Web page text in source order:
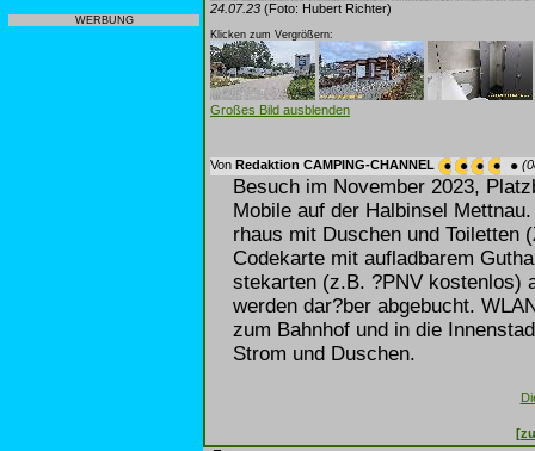
WERBUNG
24.07.23 (Foto: Hubert Richter)
Klicken zum Vergrößern:
Großes Bild ausblenden
Von Redaktion CAMPING-CHANNEL
Besuch im November 2023,
Mobile auf der Halbinsel
rhaus mit Duschen und Toiletten
Codekarte mit aufladbarem
stekarten (z.B. ?PNV kostenlos)
werden dar?ber abgebucht.
zum Bahnhof und in die
Strom und Duschen.